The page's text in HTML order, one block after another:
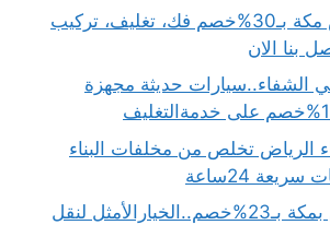
سيارة نقل عفش مكة بـ30%خصم فك، تغليف، تركيب
بنا الان
الشفاء..سيارات حديثة مجهزة
الرياض تخلص من مخلفات البناء
شركة نقل عفش بمكة بـ23%خصم..الخيارالأمثل لنقل